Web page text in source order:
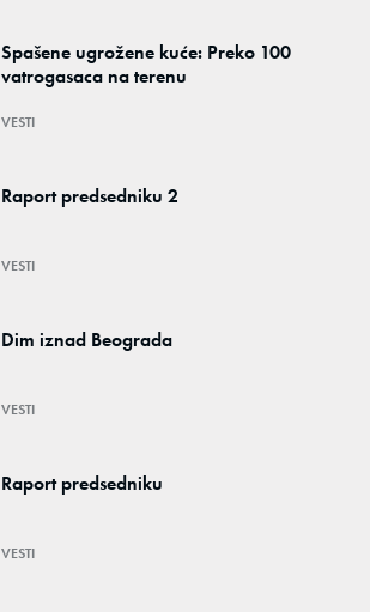
Spašene ugrožene kuće: Preko 100
vatrogasaca na terenu
VESTI
Raport predsedniku 2
VESTI
Dim iznad Beograda
VESTI
Raport predsedniku
VESTI